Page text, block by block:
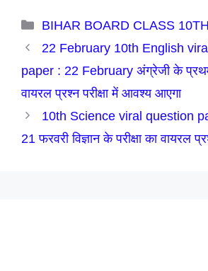
Categories
BIHAR BOARD CLASS
22 February 10th English
paper : 22 February अंग्रेजी के
वायरल प्रश्न परीक्षा में आवश्य आएगा
10th Science viral question
21 फरवरी विज्ञान के परीक्षा का वायरल